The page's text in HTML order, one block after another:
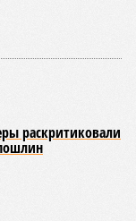
весенние ливни
в
накрыло
собой
что равно
Калужским
на первом
бедствий,